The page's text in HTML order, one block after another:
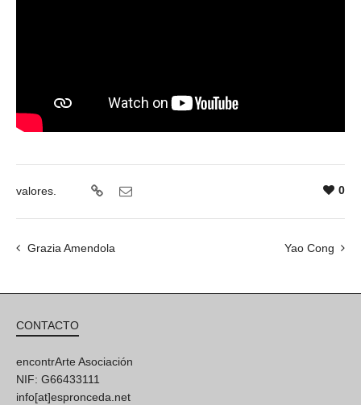
valores. 0
Grazia Amendola Yao Cong
CONTACTO
encontrArte Asociación
NIF: G66433111
info[at]espronceda.net